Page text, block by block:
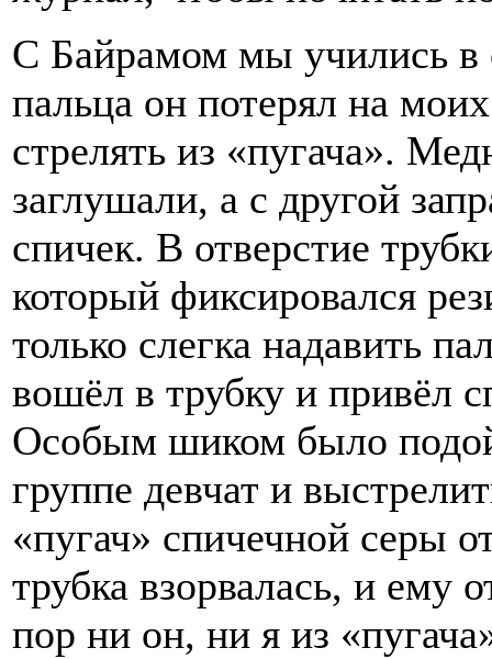
С Байрамом мы учились в
пальца он потерял на
стрелять из «пугача».
заглушали, а с другой
спичек. В отверстие
который фиксировался
только слегка надавить
вошёл в трубку и привёл
Особым шиком было
группе девчат и
«пугач» спичечной серы
трубка взорвалась, и ему
пор ни он, ни я из